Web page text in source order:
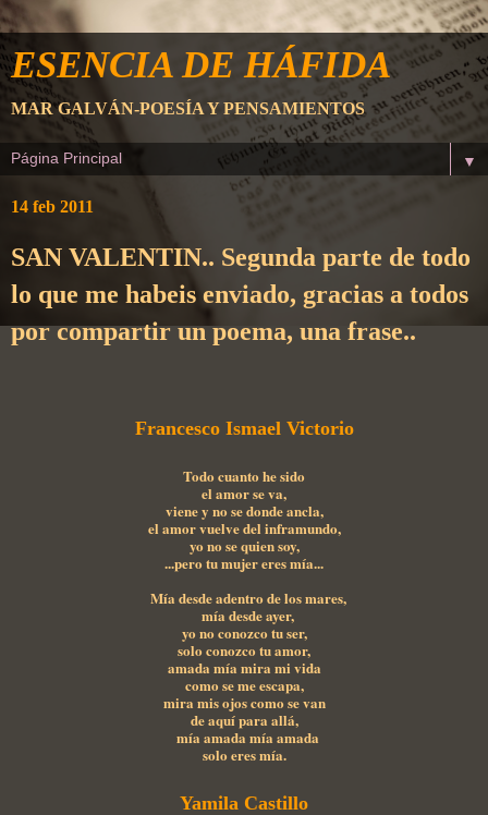
ESENCIA DE HÁFIDA
MAR GALVÁN-POESÍA Y PENSAMIENTOS
▼
14 feb 2011
SAN VALENTIN.. Segunda parte de todo
lo que me habeis enviado, gracias a todos
por compartir un poema, una frase..
Francesco Ismael Victorio
Todo cuanto he sido
el amor se va,
viene y no se donde ancla,
el amor vuelve del inframundo,
yo no se quien soy,
...pero tu mujer eres mía...
Mía desde adentro de los mares,
mía desde ayer,
yo no conozco tu ser,
solo conozco tu amor,
amada mía mira mi vida
como se me escapa,
mira mis ojos como se van
de aquí para allá,
mía amada mía amada
solo eres mía.
Yamila Castillo